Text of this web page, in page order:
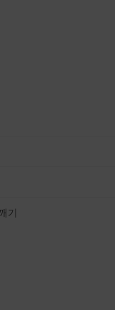
기